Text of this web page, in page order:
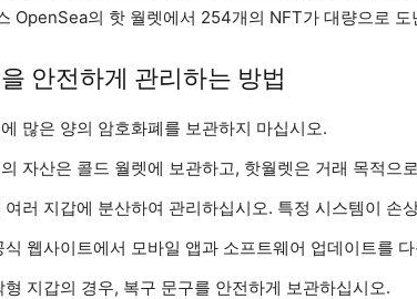
OpenSea의 핫 월렛에서 254개의 NFT가 대량으로 도
안전하게 관리하는 방법
많은 양의 암호화폐를 보관하지 마십시오.
자산은 콜드 월렛에 보관하고, 핫월렛은 거래 목적으
여러 지갑에 분산하여 관리하십시오. 특정 시스템이 손
식 웹사이트에서 모바일 앱과 소프트웨어 업데이트를
형 지갑의 경우, 복구 문구를 안전하게 보관하십시오.